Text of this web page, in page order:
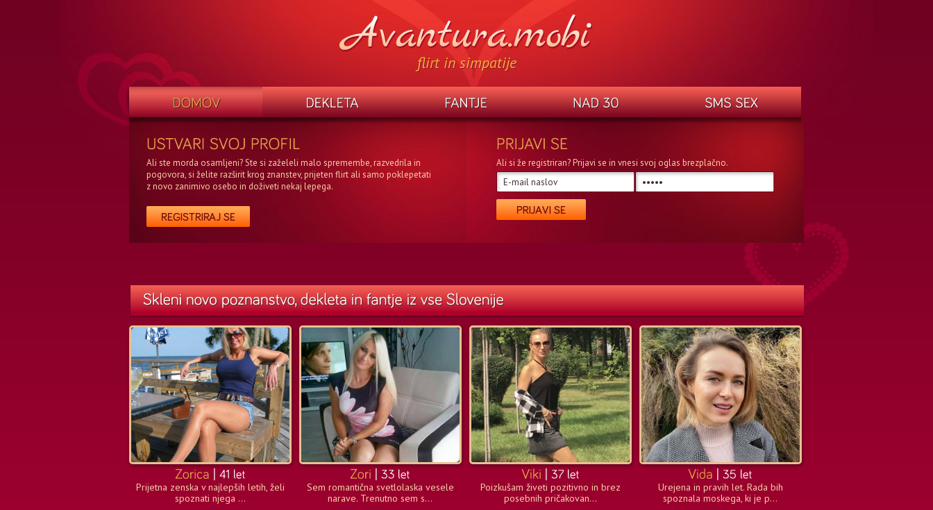
flirt in simpatije
Ali ste morda osamljeni? Ste si zaželeli malo spremembe, razvedrila in
pogovora, si želite razširit krog znanstev, prijeten flirt ali samo poklepetati
z novo zanimivo osebo in doživeti nekaj lepega.
Ali si že registriran? Prijavi se in vnesi svoj oglas brezplačno.
Prijetna zenska v najlepših letih, želi
spoznati njega ...
Sem romantična svetlolaska vesele
narave. Trenutno sem s...
Poizkušam živeti pozitivno in brez
posebnih pričakovan...
Urejena in pravih let. Rada bih
spoznala moskega, ki je p...